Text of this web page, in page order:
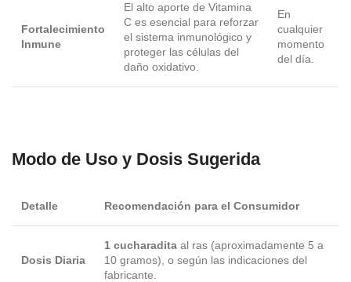
Fortalecimiento
Inmune
El alto aporte de Vitamina
C es esencial para reforzar
el sistema inmunológico y
proteger las células del
daño oxidativo.
En
cualquier
momento
del día.
Modo de Uso y Dosis Sugerida
Detalle Recomendación para el Consumidor
Dosis Diaria
1 cucharadita al ras (aproximadamente 5 a
10 gramos), o según las indicaciones del
fabricante.